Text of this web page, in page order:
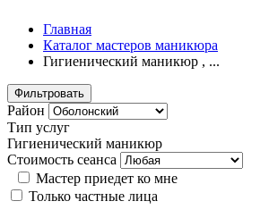
Главная
Каталог мастеров маникюра
Гигиенический маникюр , ...
Фильтровать
Район
Тип услуг
Гигиенический маникюр
Стоимость сеанса
Мастер приедет ко мне
Только частные лица